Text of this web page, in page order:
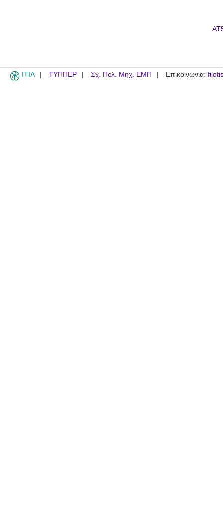
ITIA ΤΥΠΠΕΡ Σχ. Πολ. Μηχ. ΕΜΠ Επικοινωνία: